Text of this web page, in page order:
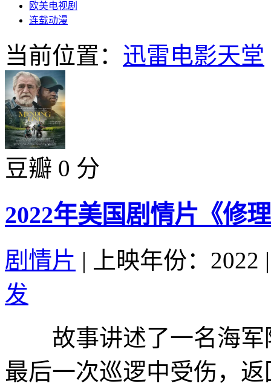
欧美电视剧
连载动漫
当前位置： 迅雷电影天堂
豆瓣 0 分
2022年美国剧情片《修
剧情片 | 上映年份：2022 |
发
故事讲述了一名海军
最后一次巡逻中受伤，